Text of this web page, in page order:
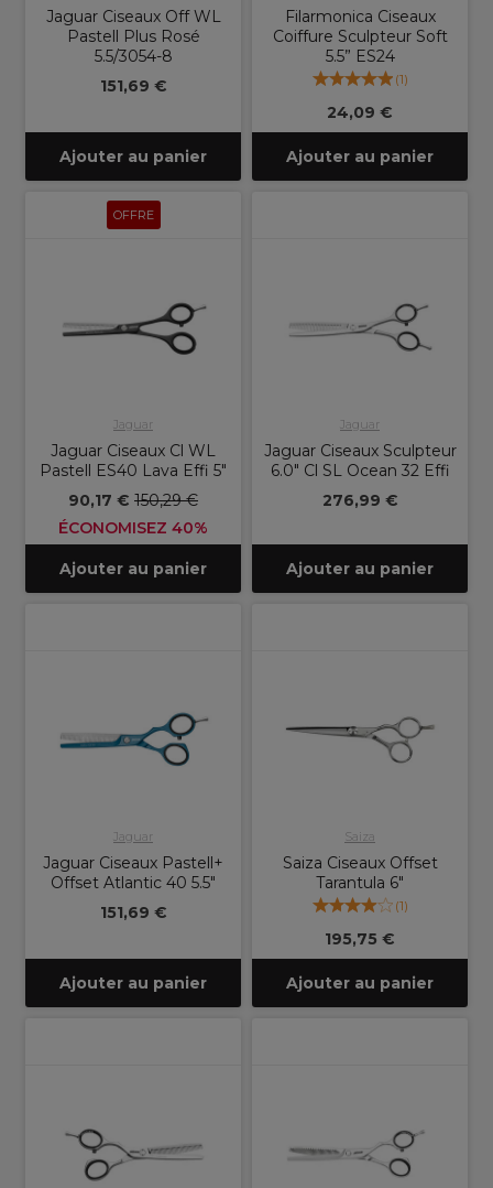
Jaguar Ciseaux Off WL
Pastell Plus Rosé
5.5/3054-8
151,69 €
Ajouter au panier
Filarmonica Ciseaux
Coiffure Sculpteur Soft
5.5” ES24
(1)
24,09 €
Ajouter au panier
OFFRE
Jaguar
Jaguar Ciseaux Cl WL
Pastell ES40 Lava Effi 5"
90,17 € 150,29 €
ÉCONOMISEZ 40%
Ajouter au panier
Jaguar
Jaguar Ciseaux Sculpteur
6.0" Cl SL Ocean 32 Effi
276,99 €
Ajouter au panier
Jaguar
Jaguar Ciseaux Pastell+
Offset Atlantic 40 5.5"
151,69 €
Ajouter au panier
Saiza
Saiza Ciseaux Offset
Tarantula 6"
(1)
195,75 €
Ajouter au panier